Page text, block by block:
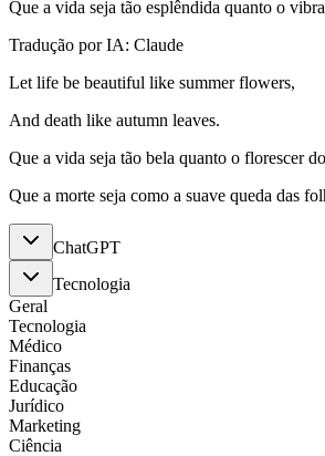
Que a vida seja tão esplêndida quanto o
Tradução por IA: Claude
Let life be beautiful like summer flowers,
And death like autumn leaves.
Que a vida seja tão bela quanto o florescer
Que a morte seja como a suave queda das
ChatGPT
Tecnologia
Geral
Tecnologia
Médico
Finanças
Educação
Jurídico
Marketing
Ciência